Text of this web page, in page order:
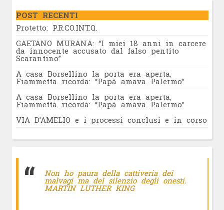
POST RECENTI
Protetto: P.R.CO.INT.Q.
GAETANO MURANA: “I miei 18 anni in carcere
da innocente accusato dal falso pentito
Scarantino”
A casa Borsellino la porta era aperta,
Fiammetta ricorda: “Papà amava Palermo”
A casa Borsellino la porta era aperta,
Fiammetta ricorda: “Papà amava Palermo”
VIA D’AMELIO e i processi conclusi e in corso
Non ho paura della cattiveria dei
malvagi ma del silenzio degli onesti.
MARTIN LUTHER KING